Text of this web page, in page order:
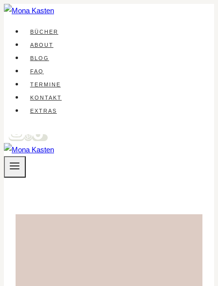
Zum
springen
BÜCHER
ABOUT
BLOG
FAQ
TERMINE
KONTAKT
EXTRAS